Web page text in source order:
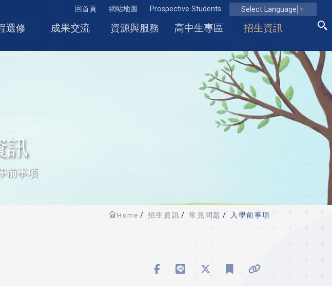
回首頁 網站地圖 Prospective Students Select Language ▼
選修 成果交流 資源與服務 高中生專區 招生資訊
訊
前事項
Home 招生資訊 常見問題 入學前事項